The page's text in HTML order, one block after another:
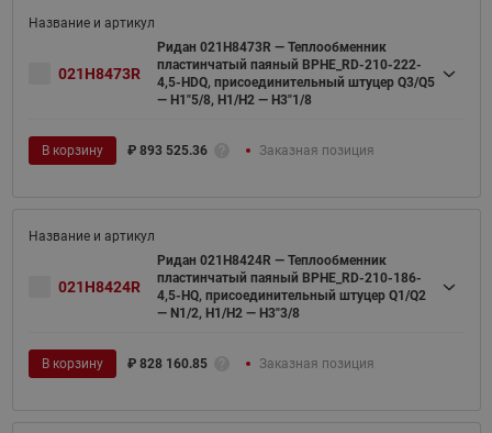
021H8473R
Ридан 021H8473R — Теплообменник
пластинчатый паяный BPHE_RD-210-222-
4,5-HDQ, присоединительный штуцер Q3/Q5
— H1"5/8, H1/H2 — H3"1/8
В корзину ₽ 893 525.36 Заказная позиция
021H8424R
Ридан 021H8424R — Теплообменник
пластинчатый паяный BPHE_RD-210-186-
4,5-HQ, присоединительный штуцер Q1/Q2
— N1/2, H1/H2 — H3"3/8
В корзину ₽ 828 160.85 Заказная позиция